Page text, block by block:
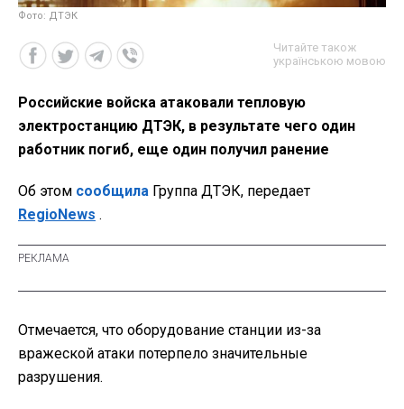
Фото: ДТЭК
Читайте також
українською мовою
Российские войска атаковали тепловую
электростанцию ДТЭК, в результате чего один
работник погиб, еще один получил ранение
Об этом сообщила Группа ДТЭК, передает
RegioNews .
Отмечается, что оборудование станции из-за
вражеской атаки потерпело значительные
разрушения.